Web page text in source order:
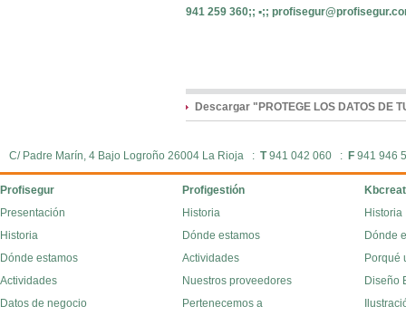
941 259 360;; ▪;;
Descargar "PROTEGE LOS DATOS DE
C/ Padre Marín, 4 Bajo Logroño 26004 La Rioja : T941 042 060 : F 941
Profisegur Profigestión
Presentación
Historia
Dónde estamos
Actividades
Datos de negocio
Historia
Dónde estamos
Actividades
Nuestros proveedores
Pertenecemos a
Historia
Dónde
Porqué
Diseño